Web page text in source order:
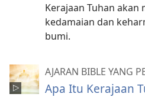
Kerajaan Tuhan akan
kedamaian dan
bumi.
AJARAN BIBLE YANG
Apa Itu Kerajaan